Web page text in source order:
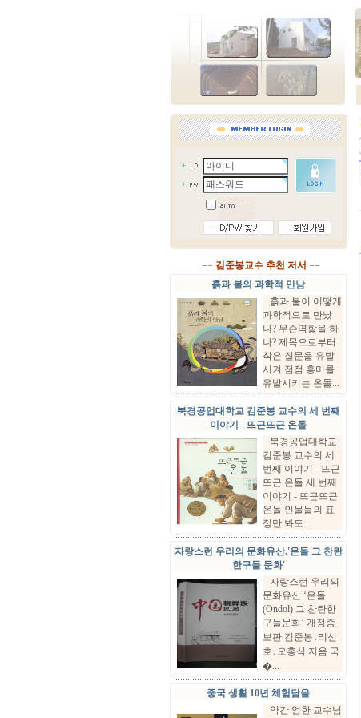
== 김준봉교수 추천 저서 ==
흙과 불의 과학적 만남
흙과 불이 어떻게
과학적으로 만났
나? 무슨역할을 하
나? 제목으로부터
작은 질문을 유발
시켜 점점 흥미를
유발시키는 온돌...
북경공업대학교 김준봉 교수의 세 번째
이야기 - 뜨근뜨근 온돌
북경공업대학교
김준봉 교수의 세
번째 이야기 - 뜨근
뜨근 온돌 세 번째
이야기 - 뜨근뜨근
온돌 인물들의 표
정만 봐도 ...
자랑스런 우리의 문화유산.'온돌 그 찬란
한구들 문화'
자랑스런 우리의
문화유산 ‘온돌
(Ondol) 그 찬란한
구들문화’ 개정증
보판 김준봉․리신
호․오홍식 지음 국
�...
중국 생활 10년 체험담을
약간 엄한 교수님